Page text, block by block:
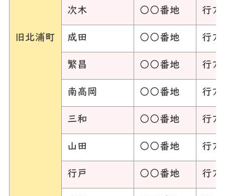
旧北浦町
次木 ○○番地 行方
成田 ○○番地 行方
繁昌 ○○番地 行方
南高岡 ○○番地 行方
三和 ○○番地 行方
山田 ○○番地 行方
行戸 ○○番地 行方